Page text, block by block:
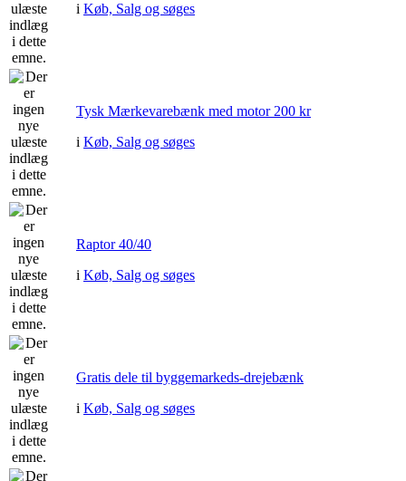
i Køb, Salg og søges
Tysk Mærkevarebænk med motor 200 kr
i Køb, Salg og søges
Raptor 40/40
i Køb, Salg og søges
Gratis dele til byggemarkeds-drejebænk
i Køb, Salg og søges